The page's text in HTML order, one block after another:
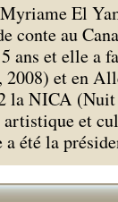
El
conte au
ans et elle a
2008) et en
la NICA
et
été la